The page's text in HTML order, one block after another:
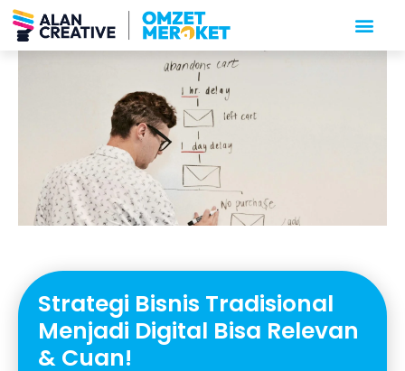
Strategi Bisnis Tradisional
Menjadi Digital Bisa Relevan
& Cuan!